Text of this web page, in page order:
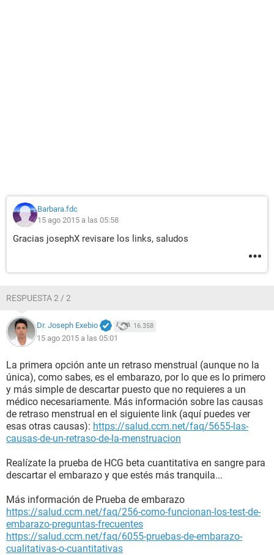
Barbara.fdc
15 ago 2015 a las 05:58
Gracias josephX revisare los links, saludos
RESPUESTA 2 / 2
Dr. Joseph Exebio 16.358
15 ago 2015 a las 05:01
La primera opción ante un retraso menstrual (aunque no la
única), como sabes, es el embarazo, por lo que es lo primero
y más simple de descartar puesto que no requieres a un
médico necesariamente. Más información sobre las causas
de retraso menstrual en el siguiente link (aquí puedes ver
esas otras causas): https://salud.ccm.net/faq/5655-las-
causas-de-un-retraso-de-la-menstruacion
Realízate la prueba de HCG beta cuantitativa en sangre para
descartar el embarazo y que estés más tranquila...
Más información de Prueba de embarazo
https://salud.ccm.net/faq/256-como-funcionan-los-test-de-
embarazo-preguntas-frecuentes
https://salud.ccm.net/faq/6055-pruebas-de-embarazo-
cualitativas-o-cuantitativas